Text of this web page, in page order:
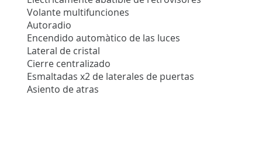
Volante multifunciones
Autoradio
Encendido automàtico de las luces
Lateral de cristal
Cierre centralizado
Esmaltadas x2 de laterales de puertas
Asiento de atras